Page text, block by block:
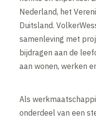
Nederland, het
Duitsland.
samenleving met
bijdragen aan de
aan wonen, werken
Als
onderdeel van een